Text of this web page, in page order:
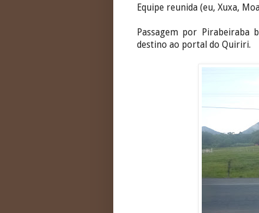
Equipe reunida (eu, Xuxa,
Passagem por Pirabeiraba
destino ao portal do Quiriri.